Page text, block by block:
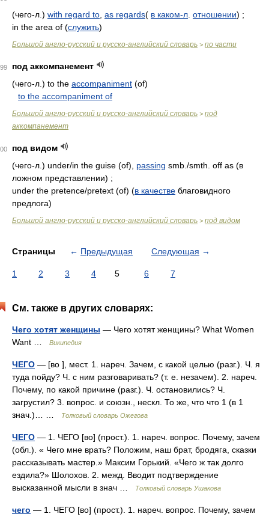
(чего-л.) with regard to as regards( в каком-л отношении) ;
in the area of (служить)
Большой англо-русский и русско-английский словарь > по части
99
под аккомпанемент
(чего-л.) to the accompaniment (of)
to the accompaniment of
Большой англо-русский и русско-английский словарь > под
аккомпанемент
под видом
(чего-л.) under/in the guise (of), passing smb./smth. off as (в
ложном представлении) ;
under the pretence/pretext (of) (в качестве благовидного
предлога)
Большой англо-русский и русско-английский словарь > под видом
Страницы ← Предыдущая Следующая →
1 2 3 4 5 6 7
См. также в других словарях:
Чего хотят женщины — Чего хотят женщины? What Women
Want …
Википедия
ЧЕГО — [во ], мест. 1. нареч. Зачем, с какой целью (разг.). Ч. я
туда пойду? Ч. с ним разговаривать? (т. е. незачем). 2. нареч.
Почему, по какой причине (разг.). Ч. остановились? Ч.
загрустил? 3. вопрос. и союзн., нескл. То же, что что 1 (в 1
знач.)… …
Толковый словарь Ожегова
ЧЕГО — 1. ЧЕГО [во] (прост.). 1. нареч. вопрос. Почему, зачем
(обл.). « Чего мне врать? Положим, наш брат, бродяга, сказки
рассказывать мастер.» Максим Горький. «Чего ж так долго
ездила?» Шолохов. 2. межд. Вводит подтверждение
высказанной мысли в знач …
Толковый словарь Ушакова
чего — 1. ЧЕГО [во] (прост.). 1. нареч. вопрос. Почему, зачем